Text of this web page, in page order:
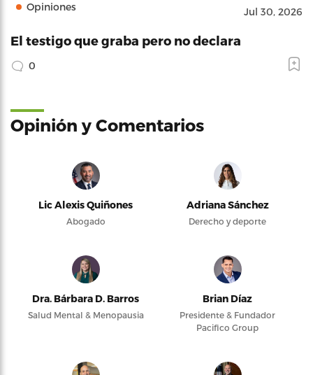
Opiniones Jul 30, 2026
El testigo que graba pero no declara
0
Opinión y Comentarios
Lic Alexis Quiñones
Abogado
Adriana Sánchez
Derecho y deporte
Dra. Bárbara D. Barros
Salud Mental & Menopausia
Brian Díaz
Presidente & Fundador
Pacifico Group